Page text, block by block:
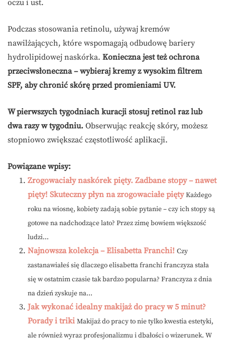
oczu i ust.
Podczas stosowania retinolu, używaj kremów
nawilżających, które wspomagają odbudowę bariery
hydrolipidowej naskórka. Konieczna jest też ochrona
przeciwsłoneczna – wybieraj kremy z wysokim filtrem
SPF, aby chronić skórę przed promieniami UV.
W pierwszych tygodniach kuracji stosuj retinol raz lub
dwa razy w tygodniu. Obserwując reakcję skóry, możesz
stopniowo zwiększać częstotliwość aplikacji.
Powiązane wpisy:
Zrogowaciały naskórek pięty. Zadbane stopy – nawet
pięty! Skuteczny płyn na zrogowaciałe pięty Każdego
roku na wiosnę, kobiety zadają sobie pytanie – czy ich stopy są
gotowe na nadchodzące lato? Przez zimę bowiem większość
ludzi...
Najnowsza kolekcja – Elisabetta Franchi! Czy
zastanawiałeś się dlaczego elisabetta franchi franczyza stała
się w ostatnim czasie tak bardzo popularna? Franczyza z dnia
na dzień zyskuje na...
Jak wykonać idealny makijaż do pracy w 5 minut?
Porady i triki Makijaż do pracy to nie tylko kwestia estetyki,
ale również wyraz profesjonalizmu i dbałości o wizerunek. W